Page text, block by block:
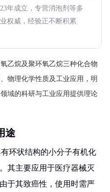
年成立，专营消泡剂等多
权威，经验正不断积累
乙烷及聚环氧乙烷三种化合物
物理化学性质及工业应用，明
域的科研与工业应用提供理论
途
环状结构的小分子有机化
其主要应用于医疗器械灭
于其致癌性，使用时需严